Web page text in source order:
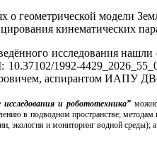
о геометрической модели
кинематических
исследования
10.37102/1992-
аспирантом ИАПУ
исследования и робототехника”можно
в подводном пространстве;
экология и мониторинг водной